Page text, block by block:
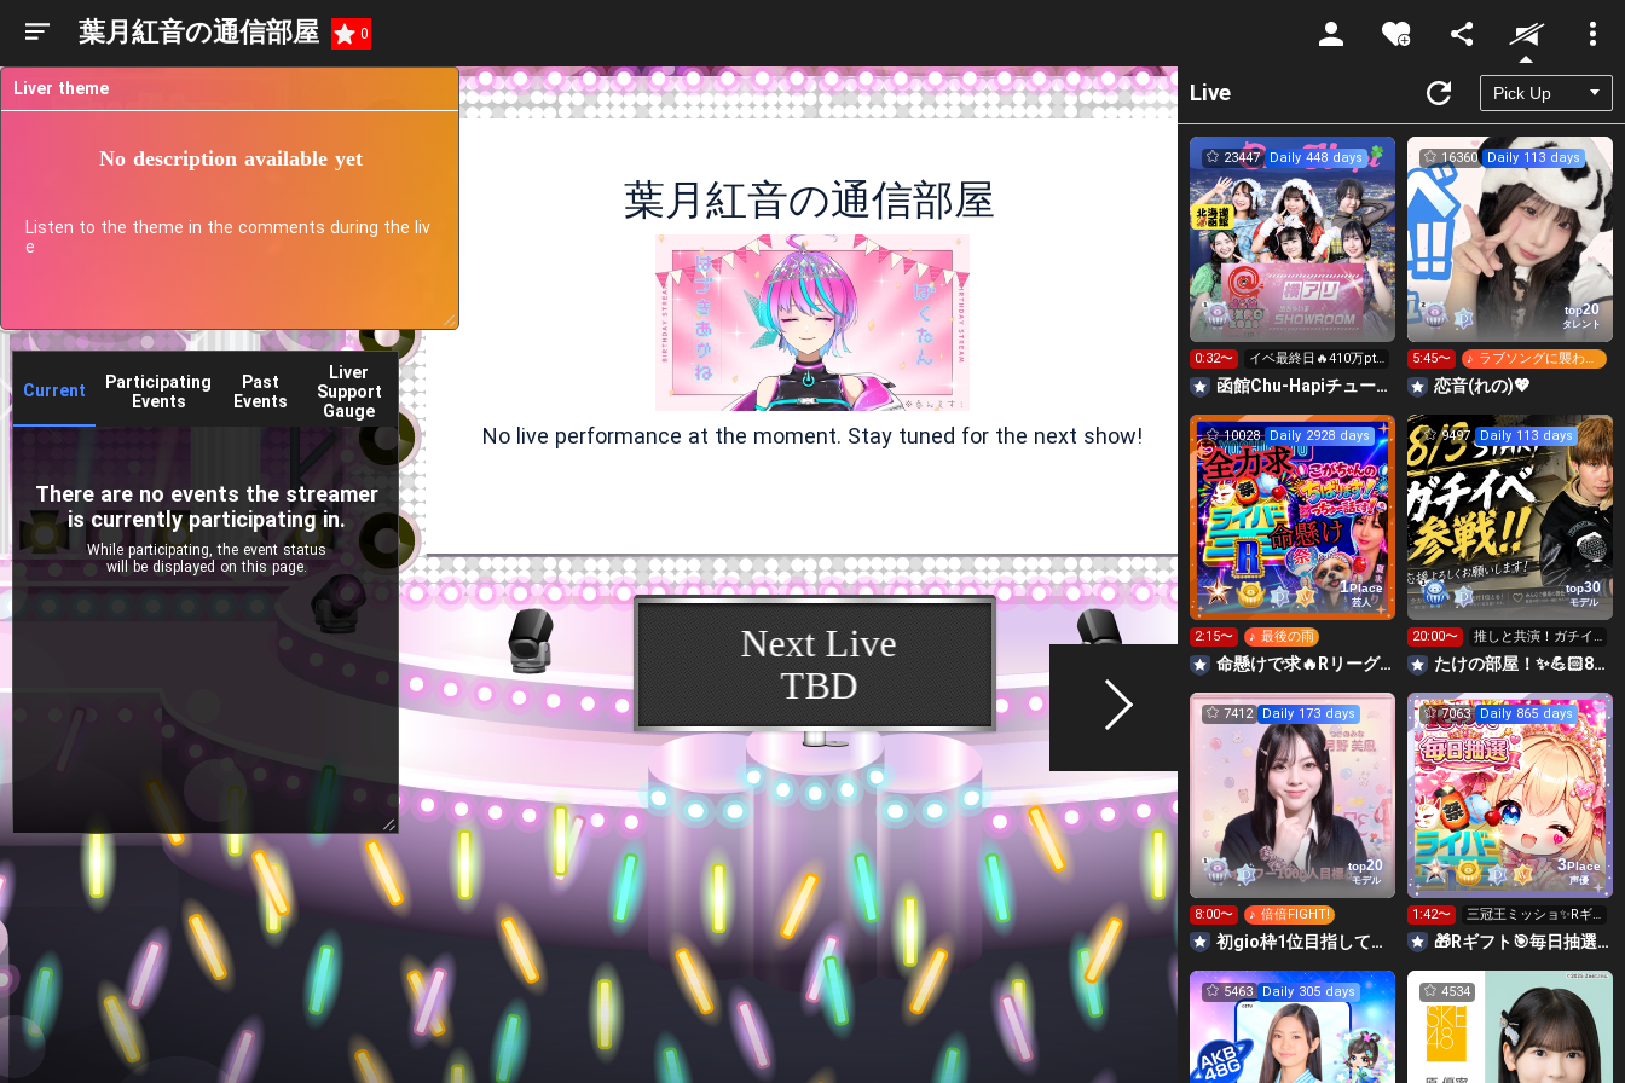
葉月紅音の通信部屋 0
Unmute
葉月紅音の通信部屋
No live performance at the moment. Stay tuned for the next show!
Current
Participating
Events
Past
Events
Liver
Support
Gauge
There are no events the streamer
is currently participating in.
While participating, the event status
will be displayed on this page.
Liver theme
No description available yet
Listen to the theme in the comments during the liv
e
Live
23447 Daily 448 days
0:32〜
イベ最終日🔥410万pt
いくぞ！
函館Chu-Hapiチューハピ🌈
top20
タレント
16360 Daily 113 days
5:45〜
♪ ラブソングに襲われ
る
恋音(れの)💖
1Place
芸人
10028 Daily 2928 days
2:15〜 ♪ 最後の雨
命懸けで求🔥Rリーグ👑夏祭実行委員長🎆こがちゃんのちばります
top30
モデル
9497 Daily 113 days
20:00〜
推しと共演！ガチイ
ベ❤️‍🔥
たけの部屋！✨️💪🏻8月3日からガチ！💪🏻
top20
モデル
7412 Daily 173 days
8:00〜 ♪ 倍倍FIGHT!
初gio枠1位目指してます🥇ガチイベ❤️‍🔥月野美凪🐰🐻️
3Place
声優
7063 Daily 865 days
1:42〜
三冠王ミッショ✨Rギ
フト💗楽しい毎日抽選
🎯
🎁Rギフト🎯毎日抽選✨決勝🍓⑧みゅうにゃ♥えみり
5463 Daily 305 days 4534